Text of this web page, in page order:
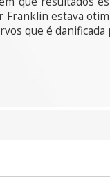
estava
que é